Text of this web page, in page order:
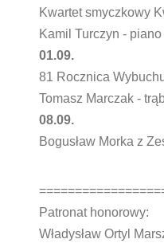
Kwartet smyczkowy
Kamil Turczyn - piano
01.09.
81 Rocznica
Tomasz Marczak -
08.09.
Bogusław Morka z
Patronat honorowy:
Władysław Ortyl